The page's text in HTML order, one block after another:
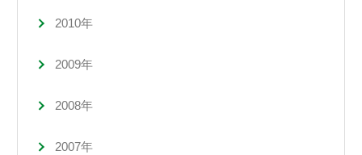
2010年
2009年
2008年
2007年